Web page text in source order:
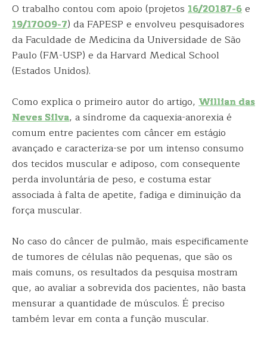
O trabalho contou com apoio (projetos 16/20187-6e
19/17009-7) da FAPESP e envolveu pesquisadores
da Faculdade de Medicina da Universidade de São
Paulo (FM-USP) e da Harvard Medical School
(Estados Unidos).
Como explica o primeiro autor do artigo, Willian das
Neves Silva, a síndrome da caquexia-anorexia é
comum entre pacientes com câncer em estágio
avançado e caracteriza-se por um intenso consumo
dos tecidos muscular e adiposo, com consequente
perda involuntária de peso, e costuma estar
associada à falta de apetite, fadiga e diminuição da
força muscular.
No caso do câncer de pulmão, mais especificamente
de tumores de células não pequenas, que são os
mais comuns, os resultados da pesquisa mostram
que, ao avaliar a sobrevida dos pacientes, não basta
mensurar a quantidade de músculos. É preciso
também levar em conta a função muscular.